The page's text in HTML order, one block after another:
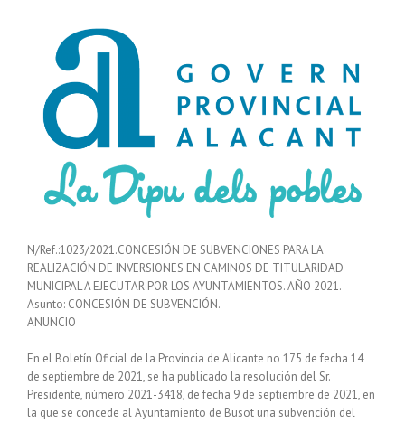
N/Ref.:1023/2021.CONCESIÓN DE SUBVENCIONES PARA LA
REALIZACIÓN DE INVERSIONES EN CAMINOS DE TITULARIDAD
MUNICIPAL A EJECUTAR POR LOS AYUNTAMIENTOS. AÑO 2021.
Asunto: CONCESIÓN DE SUBVENCIÓN.
ANUNCIO
En el Boletín Oficial de la Provincia de Alicante no 175 de fecha 14
de septiembre de 2021, se ha publicado la resolución del Sr.
Presidente, número 2021-3418, de fecha 9 de septiembre de 2021, en
la que se concede al Ayuntamiento de Busot una subvención del